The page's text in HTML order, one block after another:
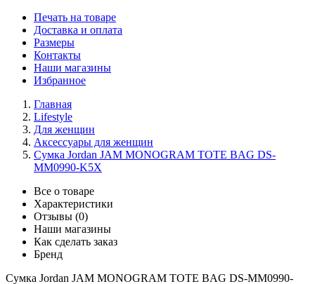
Печать на товаре
Доставка и оплата
Размеры
Контакты
Наши магазины
Избранное
Главная
Lifestyle
Для женщин
Аксессуары для женщин
Сумка Jordan JAM MONOGRAM TOTE BAG DS-
MM0990-K5X
Все о товаре
Характеристики
Отзывы (0)
Наши магазины
Как сделать заказ
Бренд
Сумка Jordan JAM MONOGRAM TOTE BAG DS-MM0990-